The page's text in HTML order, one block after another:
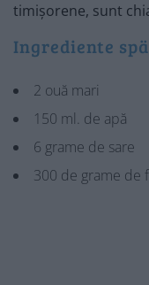
timișorene, sunt
Ingrediente
2 ouă mari
150 ml. de apă
6 grame de sare
300 de grame de